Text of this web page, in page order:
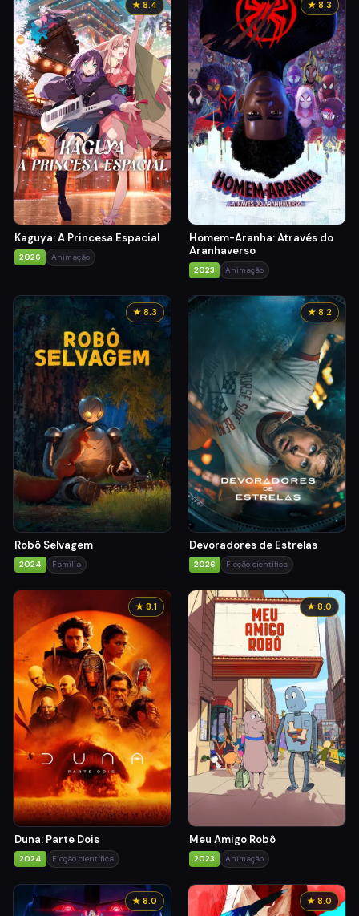
★ 8.4
Kaguya: A Princesa Espacial
2026 Animação
★ 8.3
Homem-Aranha: Através do
Aranhaverso
2023 Animação
★ 8.3
Robô Selvagem
2024 Família
★ 8.2
Devoradores de Estrelas
2026 Ficção científica
★ 8.1
Duna: Parte Dois
2024 Ficção científica
★ 8.0
Meu Amigo Robô
2023 Animação
★ 8.0 ★ 8.0